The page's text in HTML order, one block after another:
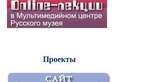
Проекты